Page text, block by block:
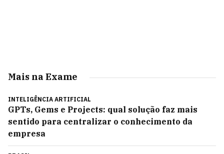
Mais na Exame
INTELIGÊNCIA ARTIFICIAL
GPTs, Gems e Projects: qual solução faz mais
sentido para centralizar o conhecimento da
empresa